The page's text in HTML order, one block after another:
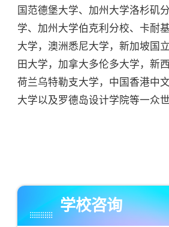
国范德堡大学、加州大学洛杉矶
学、加州大学伯克利分校、卡耐
大学，澳洲悉尼大学，新加坡国
田大学，加拿大多伦多大学，新
荷兰乌特勒支大学，中国香港中
大学以及罗德岛设计学院等一众世
学校咨询